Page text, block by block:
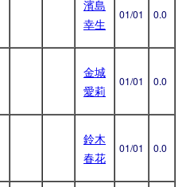
濱島
幸生
01/01 0.0
金城
愛莉
01/01 0.0
鈴木
春花
01/01 0.0